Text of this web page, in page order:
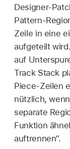
Designer-
Pattern-
Zeile in eine
aufgeteilt
auf
Track Stack
Piece-Zeilen
nützlich,
separate
Funktion
auftrennen“.